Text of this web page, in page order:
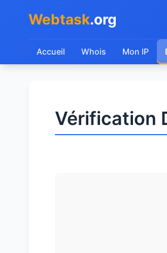
Webtask.org
Accueil Whois Mon IP
Vérification